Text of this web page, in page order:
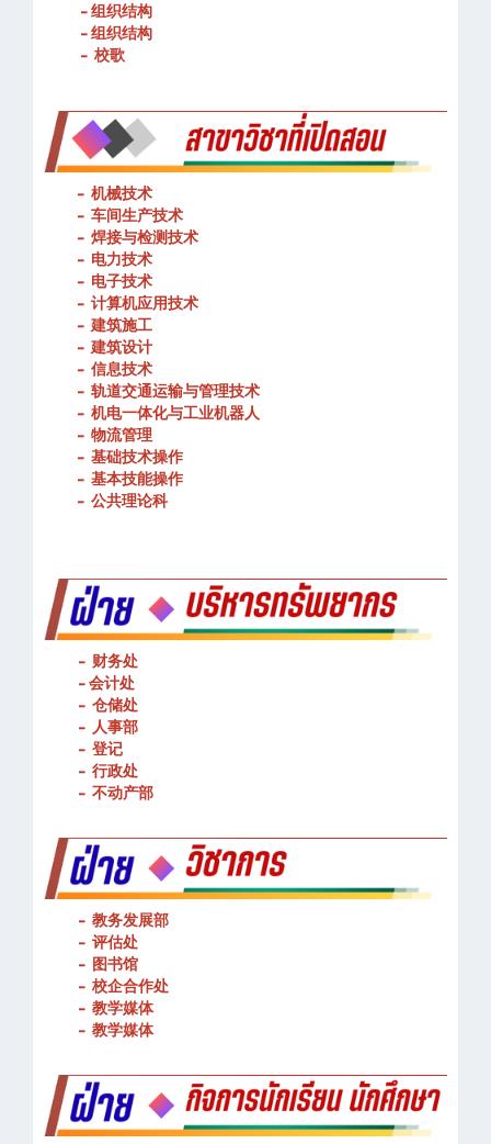
- 组织结构
- 组织结构
- 校歌
- 机械技术
- 车间生产技术
- 焊接与检测技术
- 电力技术
- 电子技术
- 计算机应用技术
-建筑施工
-建筑设计
- 信息技术
- 轨道交通运输与管理技术
- 机电一体化与工业机器人
- 物流管理
- 基础技术操作
- 基本技能操作
- 公共理论科
- 财务处
-会计处
- 仓储处
- 人事部
- 登记
- 行政处
- 不动产部
- 教务发展部
- 评估处
- 图书馆
- 校企合作处
- 教学媒体
- 教学媒体